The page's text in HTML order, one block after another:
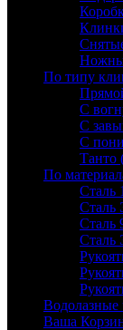
По типу
С
С
С
Танто
По
Сталь
Сталь
Водолазные
Ваша